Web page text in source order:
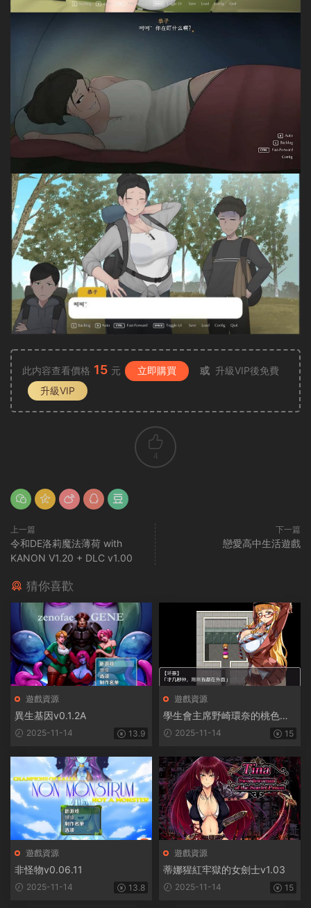
此内容查看價格 15 元 立即購買 或 升級VIP後免費
升級VIP
4
上一篇
令和DE洛莉魔法薄荷 with
KANON V1.20 + DLC v1.00
下一篇
戀愛高中生活遊戲
猜你喜歡
遊戲資源
異生基因v0.1.2A
2025-11-14 13.9
遊戲資源
學生會主席野崎環奈的桃色煩
惱 2025-11-14 15
遊戲資源
非怪物v0.06.11
2025-11-14 13.8
遊戲資源
蒂娜猩紅牢獄的女劍士v1.03
2025-11-14 15